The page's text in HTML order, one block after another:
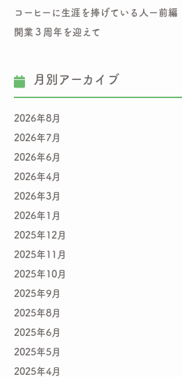
コーヒーに生涯を捧げている人ー前編
開業３周年を迎えて
月別アーカイブ
2026年8月
2026年7月
2026年6月
2026年4月
2026年3月
2026年1月
2025年12月
2025年11月
2025年10月
2025年9月
2025年8月
2025年6月
2025年5月
2025年4月